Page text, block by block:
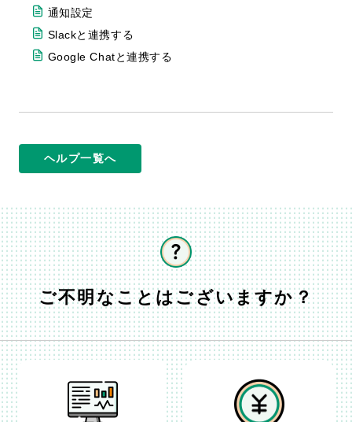
通知設定
Slackと連携する
Google Chatと連携する
ヘルプ一覧へ
ご不明なことはございますか？